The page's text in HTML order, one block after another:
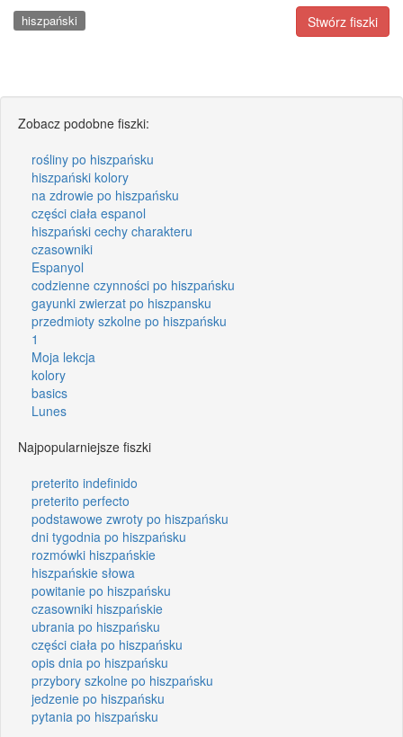
Stwórz fiszki
hiszpański
Zobacz podobne fiszki:
rośliny po hiszpańsku
hiszpański kolory
na zdrowie po hiszpańsku
części ciała espanol
hiszpański cechy charakteru
czasowniki
Espanyol
codzienne czynności po hiszpańsku
gayunki zwierzat po hiszpansku
przedmioty szkolne po hiszpańsku
1
Moja lekcja
kolory
basics
Lunes
Najpopularniejsze fiszki
preterito indefinido
preterito perfecto
podstawowe zwroty po hiszpańsku
dni tygodnia po hiszpańsku
rozmówki hiszpańskie
hiszpańskie słowa
powitanie po hiszpańsku
czasowniki hiszpańskie
ubrania po hiszpańsku
części ciała po hiszpańsku
opis dnia po hiszpańsku
przybory szkolne po hiszpańsku
jedzenie po hiszpańsku
pytania po hiszpańsku